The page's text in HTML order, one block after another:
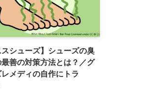
スシューズ】シューズの臭
善の対策方法とは？／グ
メディの自作にトラ